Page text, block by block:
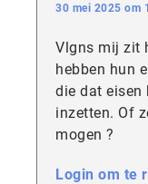
30 mei 2025 om
Vlgns mij zit
hebben hun
die dat eisen
inzetten. Of
mogen ?
Login om te